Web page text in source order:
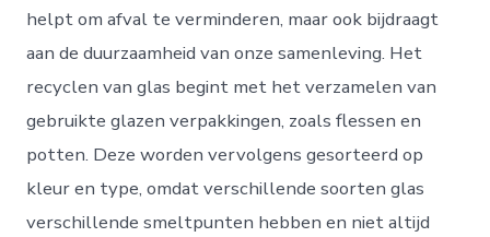
helpt om afval te verminderen, maar ook bijdraagt
aan de duurzaamheid van onze samenleving. Het
recyclen van glas begint met het verzamelen van
gebruikte glazen verpakkingen, zoals flessen en
potten. Deze worden vervolgens gesorteerd op
kleur en type, omdat verschillende soorten glas
verschillende smeltpunten hebben en niet altijd